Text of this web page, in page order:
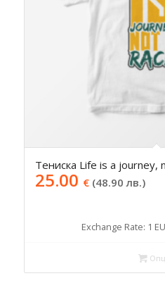
Тениска Life is a journey,
25.00 €(48.90 лв.)
Exchange Rate: 1